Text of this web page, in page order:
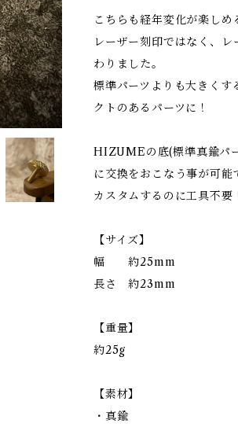
こちらも経年変化が楽しめ
レーザー刻印ではなく、
わりました。
標準パーツよりも大きくす
クトのあるパーツに！
HIZUMEの底(標準真鍮パ
に交換をおこなう事が可能
カスタムするのに工具不要
【サイズ】
幅 約25mm
長さ 約23mm
【重量】
約25g
【素材】
・真鍮